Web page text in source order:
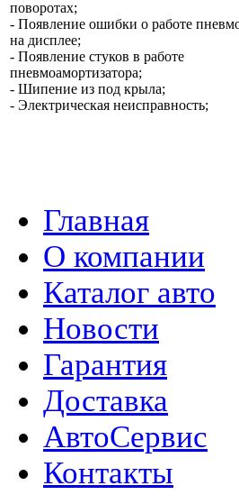
поворотах;
- Появление ошибки о работе
на дисплее;
- Появление стуков в работе
пневмоамортизатора;
- Шипение из под крыла;
- Электрическая неисправность;
Главная
О компании
Каталог авто
Новости
Гарантия
Доставка
АвтоСервис
Контакты